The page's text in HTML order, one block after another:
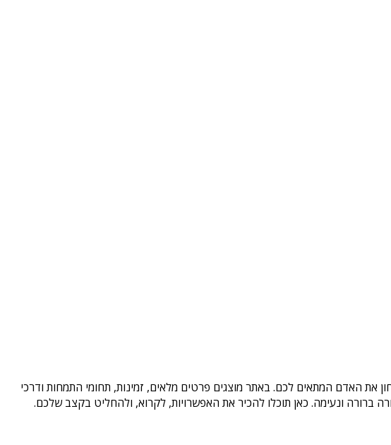
את האדם המתאים לכם. באתר מוצגים פרטים מלאים, זמינות, תחומי התמחות ודרכי
ונעימה. כאן תוכלו להכיר את האפשרויות, לקרוא, ולהחליט בקצב שלכם.